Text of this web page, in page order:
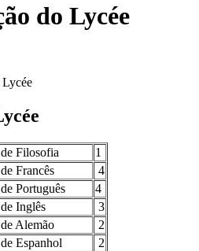
do Lycée
Lycée
Filosofia
1
Francês
4
Português
4
Inglês
3
Alemão
2
Espanhol
2